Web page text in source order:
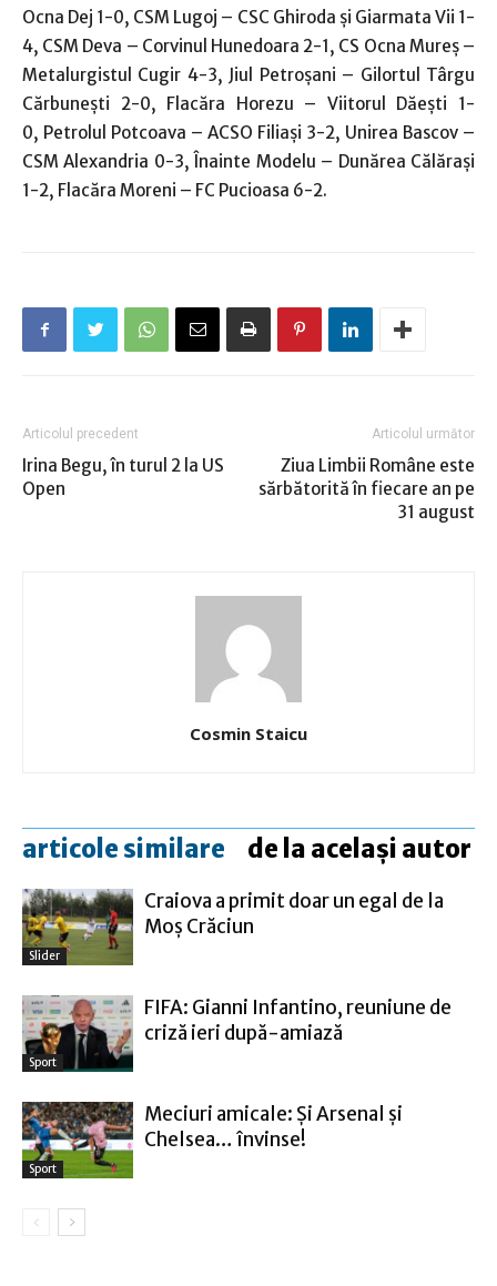
Ocna Dej 1-0, CSM Lugoj – CSC Ghiroda şi Giarmata Vii 1-
4, CSM Deva – Corvinul Hunedoara 2-1, CS Ocna Mureş –
Metalurgistul Cugir 4-3, Jiul Petroşani – Gilortul Târgu
Cărbuneşti 2-0, Flacăra Horezu – Viitorul Dăeşti 1-
0, Petrolul Potcoava – ACSO Filiaşi 3-2, Unirea Bascov –
CSM Alexandria 0-3, Înainte Modelu – Dunărea Călăraşi
1-2, Flacăra Moreni – FC Pucioasa 6-2.
Articolul precedent
Irina Begu, în turul 2 la US
Open
Articolul următor
Ziua Limbii Române este
sărbătorită în fiecare an pe
31 august
Cosmin Staicu
articole similare de la același autor
Slider
Craiova a primit doar un egal de la
Moş Crăciun
Sport
FIFA: Gianni Infantino, reuniune de
criză ieri după-amiază
Sport
Meciuri amicale: Şi Arsenal şi
Chelsea… învinse!